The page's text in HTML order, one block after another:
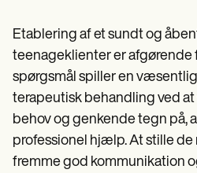
Etablering af et sundt og
teenageklienter er afgørende
spørgsmål spiller en
terapeutisk behandling ved
behov og genkende tegn på,
professionel hjælp. At stille
fremme god kommunikation